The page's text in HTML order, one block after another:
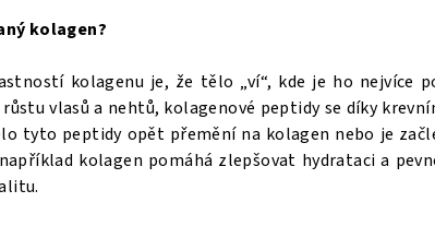
kolagen?
kolagenu je, že tělo „ví“, kde je ho nejvíce
vlasů a nehtů, kolagenové peptidy se díky
tyto peptidy opět přemění na kolagen nebo je
kolagen pomáhá zlepšovat hydrataci a